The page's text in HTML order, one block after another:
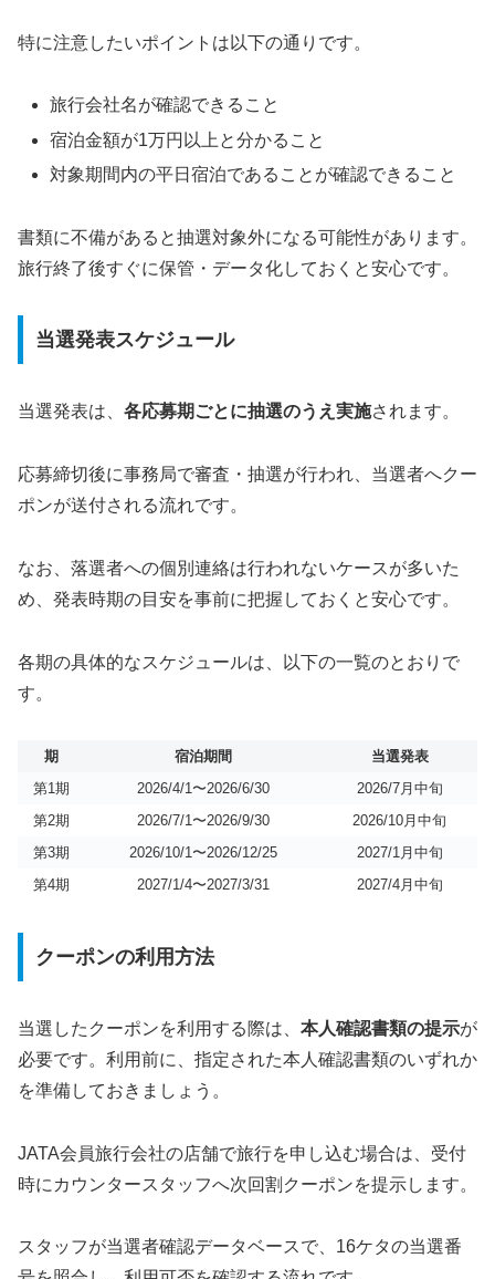
特に注意したいポイントは以下の通りです。
旅行会社名が確認できること
宿泊金額が1万円以上と分かること
対象期間内の平日宿泊であることが確認できること
書類に不備があると抽選対象外になる可能性があります。
旅行終了後すぐに保管・データ化しておくと安心です。
当選発表スケジュール
当選発表は、 各応募期ごとに抽選のうえ実施されます。
応募締切後に事務局で審査・抽選が行われ、当選者へクー
ポンが送付される流れです。
なお、落選者への個別連絡は行われないケースが多いた
め、発表時期の目安を事前に把握しておくと安心です。
各期の具体的なスケジュールは、以下の一覧のとおりで
す。
期 宿泊期間
当選発表
第1期
2026/4/1〜2026/6/30
2026/7月中旬
第2期
2026/7/1〜2026/9/30
2026/10月中旬
第3期
2026/10/1〜2026/12/25
2027/1月中旬
第4期
2027/1/4〜2027/3/31 2027/4月中旬
クーポンの利用方法
当選したクーポンを利用する際は、 本人確認書類の提示が
必要です。利用前に、指定された本人確認書類のいずれか
を準備しておきましょう。
JATA会員旅行会社の店舗で旅行を申し込む場合は、受付
時にカウンタースタッフへ次回割クーポンを提示します。
スタッフが当選者確認データベースで、16ケタの当選番